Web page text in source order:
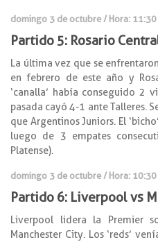
domingo 3 de octubre / Hora: 11:30
Partido 5: Rosario
La última vez que se
en febrero de este año y
‘canalla’ había conseguido 2
pasada cayó 4-1 ante Talleres.
que Argentinos Juniors. El
luego de 3 empates
Platense).
domingo 3 de octubre / Hora: 10:30
Partido 6: Liverpool vs
Liverpool lidera la Premier
Manchester City. Los ‘reds’